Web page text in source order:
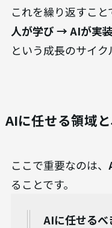
これを繰り返すこと
人が学び → AIが実
という成長のサイク
AIに任せる領域
ここで重要なのは、
ることです。
AIに任せるべ